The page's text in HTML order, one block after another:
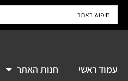
עמוד ראשי חנות האתר